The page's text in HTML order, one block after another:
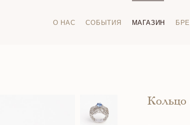
О НАС СОБЫТИЯ МАГАЗИН
Кольцо